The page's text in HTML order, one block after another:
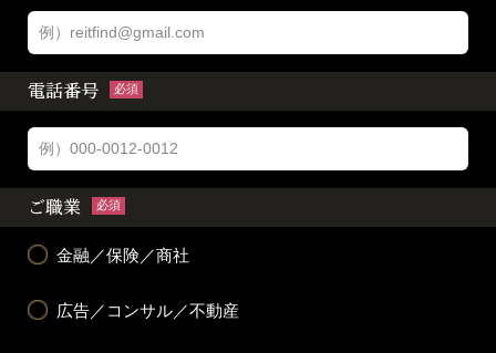
電話番号 必須
ご職業 必須
金融／保険／商社
広告／コンサル／不動産